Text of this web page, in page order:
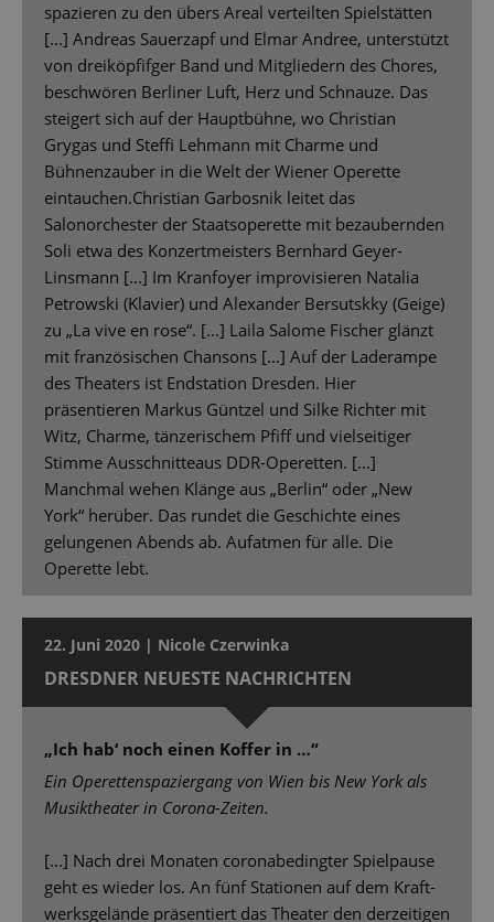
spazieren zu den übers Areal verteilten Spielstätten
[...] Andreas Sauerzapf und Elmar Andree, unterstützt
von dreiköpfifger Band und Mitgliedern des Chores,
beschwören Berliner Luft, Herz und Schnauze. Das
steigert sich auf der Hauptbühne, wo Christian
Grygas und Steffi Lehmann mit Charme und
Bühnenzauber in die Welt der Wiener Operette
eintauchen.Christian Garbosnik leitet das
Salonorchester der Staatsoperette mit bezaubernden
Soli etwa des Konzertmeisters Bernhard Geyer-
Linsmann [...] Im Kranfoyer improvisieren Natalia
Petrowski (Klavier) und Alexander Bersutskky (Geige)
zu „La vive en rose“. [...] Laila Salome Fischer glänzt
mit französischen Chansons [...] Auf der Laderampe
des Theaters ist Endstation Dresden. Hier
präsentieren Markus Güntzel und Silke Richter mit
Witz, Charme, tänzerischem Pfiff und vielseitiger
Stimme Ausschnitteaus DDR-Operetten. [...]
Manchmal wehen Klänge aus „Berlin“ oder „New
York“ herüber. Das rundet die Geschichte eines
gelungenen Abends ab. Aufatmen für alle. Die
Operette lebt.
22. Juni 2020 | Nicole Czerwinka
DRESDNER NEUESTE NACHRICHTEN
„Ich hab‘ noch einen Koffer in …“
Ein Operettenspaziergang von Wien bis New York als
Musiktheater in Corona-Zeiten.
[...] Nach drei Monaten coronabedingter Spielpause
geht es wieder los. An fünf Stationen auf dem Kraft-
werksgelände präsentiert das Theater den derzeitigen